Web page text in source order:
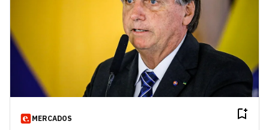
MERCADOS